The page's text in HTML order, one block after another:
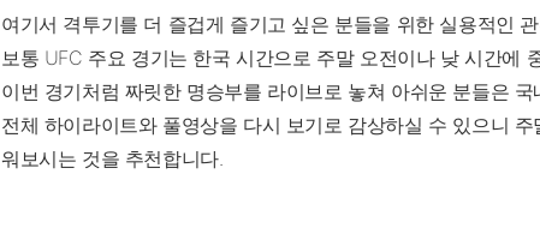
여기서 격투기를 더 즐겁게 즐기고 싶은 분들을 위한 실용적인
보통 UFC 주요 경기는 한국 시간으로 주말 오전이나 낮 시간에
이번 경기처럼 짜릿한 명승부를 라이브로 놓쳐 아쉬운 분들은
전체 하이라이트와 풀영상을 다시 보기로 감상하실 수 있으니
워보시는 것을 추천합니다.